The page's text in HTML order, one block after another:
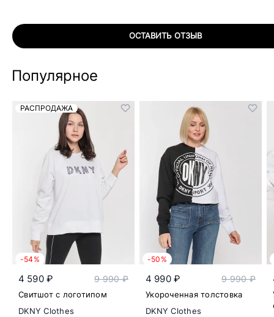
ОСТАВИТЬ ОТЗЫВ
Популярное
РАСПРОДАЖА
-54%
4 590 ₽ 9 990 ₽
Свитшот с логотипом
DKNY Clothes
-50%
4 990 ₽ 9 990 ₽
Укороченная толстовка
DKNY Clothes